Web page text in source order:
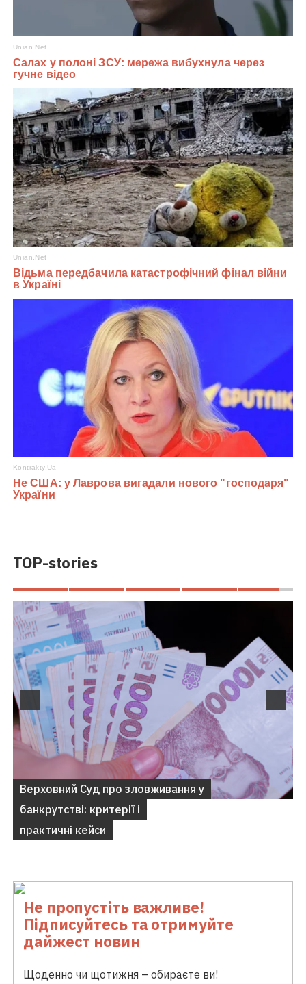
TOP-stories
Не пропустіть важливе!
Підписуйтесь та отримуйте
дайжест новин
Щоденно чи щотижня – обираєте ви!